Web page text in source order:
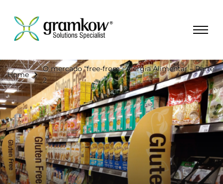
Home
O mercado “free-from”: Alergia Alimentar – Parte
2